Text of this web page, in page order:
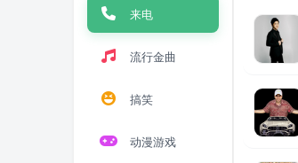
来电
流行金曲
搞笑
动漫游戏